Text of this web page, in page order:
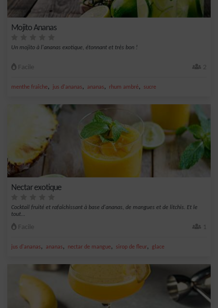
Mojito Ananas
Un mojito à l'ananas exotique, étonnant et très bon !
Facile 2
menthe fraîche, jus d'ananas, ananas, rhum ambré, sucre
Nectar exotique
Cocktail fruité et rafaîchissant à base d'ananas, de mangues et de litchis. Et le
tout...
Facile 1
jus d'ananas, ananas, nectar de mangue, sirop de fleur, glace